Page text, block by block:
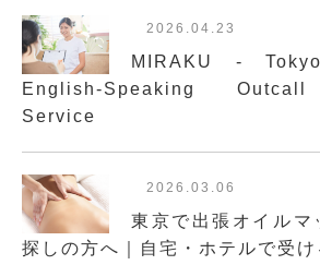
2026.04.23
MIRAKU -
English-Speaking
Service
2026.03.06
東京で出張オイルマ
探しの方へ｜自宅・ホテルで受け